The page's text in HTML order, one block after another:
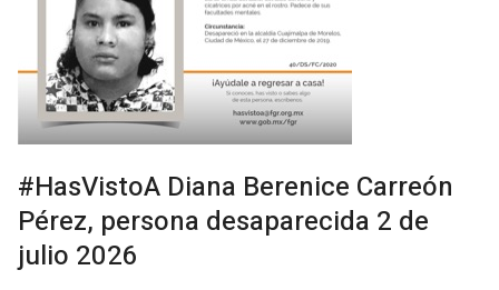
#HasVistoA Diana Berenice Carreón
Pérez, persona desaparecida 2 de
julio 2026